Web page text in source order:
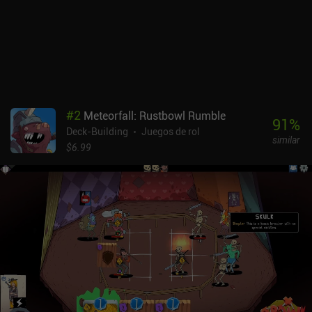
un juego premium de 4,99 $ sin anuncios ni iAP. A pesar de carecer
de una historia real, el núcleo del juego es realmente atractivo y
satisfactoriamente desafiante. Es una recomendación fácil para
cualquier fan de la estrategia por turnos.
#2 Meteorfall: Rustbowl Rumble
Deck-Building
Juegos de rol
$6.99
91%
similar